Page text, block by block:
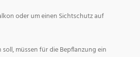
oder um einen Sichtschutz auf
müssen für die Bepflanzung ein